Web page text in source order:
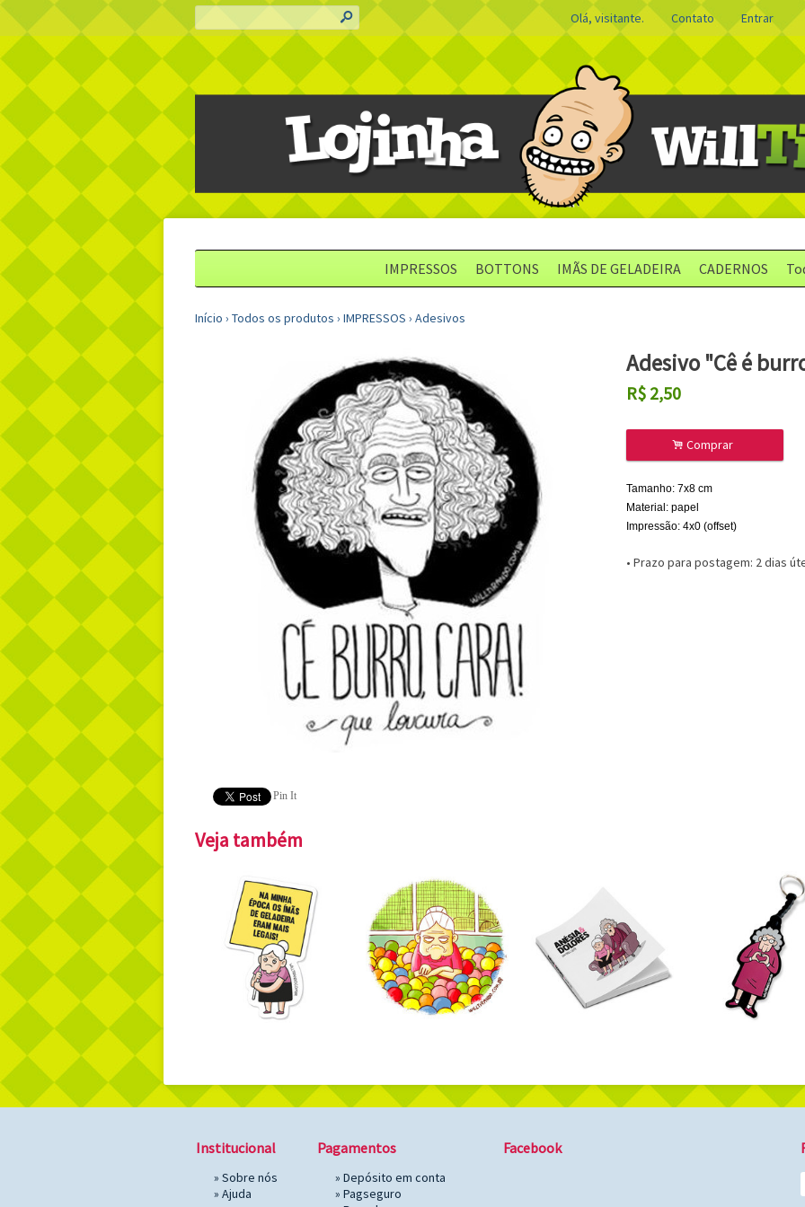
s Olá, visitante. Contato Entrar
IMPRESSOS BOTTONS IMÃS DE GELADEIRA CADERNOS
Início › Todos os produtos › IMPRESSOS › Adesivos
Pin It
Adesivo "Cê é
R$ 2,50
. Comprar
Tamanho: 7x8 cm
Material: papel
Impressão: 4x0 (offset)
• Prazo para postagem: 2 dias
Veja também
Institucional
» Sobre nós
» Ajuda
Pagamentos
» Depósito em conta
» Pagseguro
Facebook